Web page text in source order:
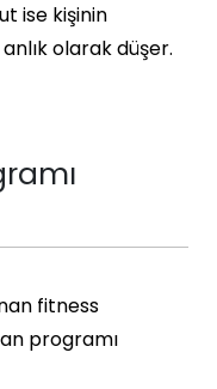
ise kişinin
olarak düşer.
fitness
programı